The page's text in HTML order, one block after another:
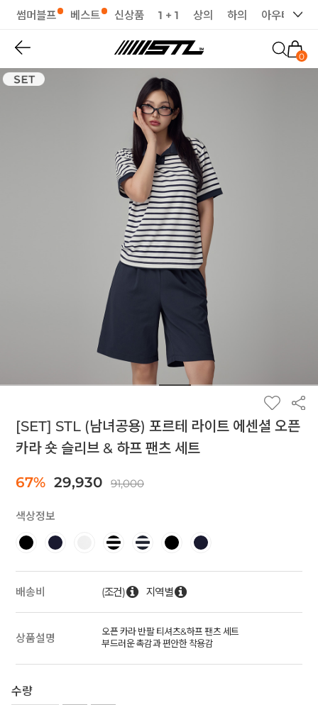
썸머블프 베스트 신상품 1 + 1 상의 하의 아우터
0
[SET] STL (남녀공용) 포르테 라이트 에센셜 오픈
카라 숏 슬리브 & 하프 팬츠 세트
67% 29,930 91,000
색상정보
배송비 (조건) 지역별
상품설명
오픈 카라 반팔 티셔츠&하프 팬츠 세트
부드러운 촉감과 편안한 착용감
수량